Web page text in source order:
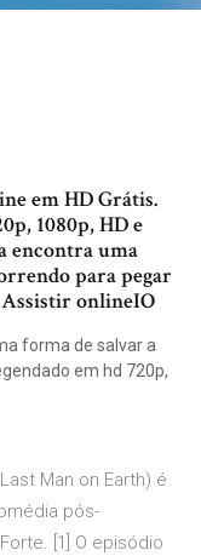
em HD Grátis.
1080p, HD e
encontra uma
para pegar
onlineIO
forma de salvar a
em hd 720p,
Man on Earth) é
pós-
[1] O episódio